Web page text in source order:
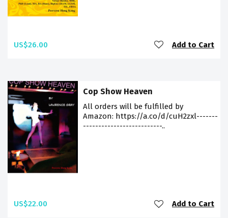
US$26.00 Add to Cart
Cop Show Heaven
All orders will be fulfilled by
Amazon: https://a.co/d/cuH2zxl-------
--------------------------..
US$22.00 Add to Cart